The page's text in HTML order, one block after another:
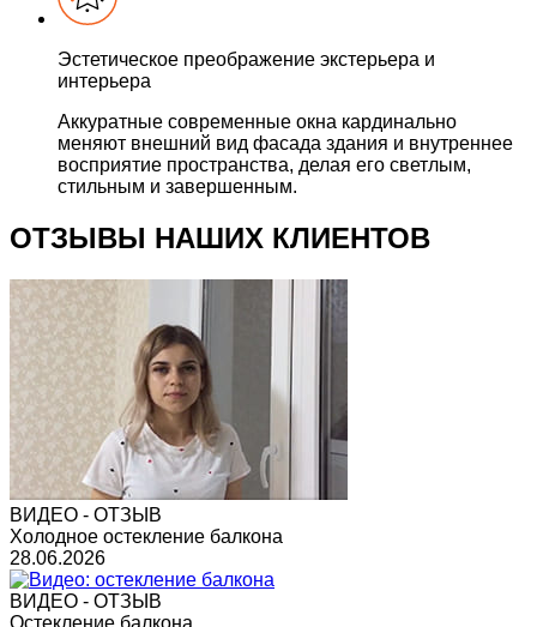
Эстетическое преображение экстерьера и
интерьера
Аккуратные современные окна кардинально
меняют внешний вид фасада здания и внутреннее
восприятие пространства, делая его светлым,
стильным и завершенным.
ОТЗЫВЫ НАШИХ КЛИЕНТОВ
ВИДЕО - ОТЗЫВ
Холодное остекление балкона
28.06.2026
ВИДЕО - ОТЗЫВ
Остекление балкона